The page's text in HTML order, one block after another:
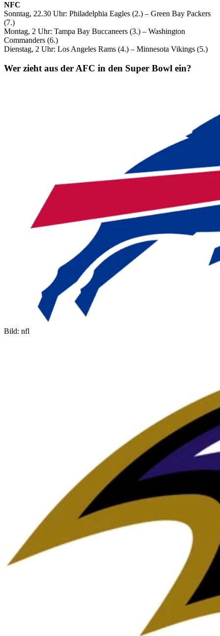
NFC
Sonntag, 22.30 Uhr: Philadelphia Eagles (2.) – Green Bay Packers
(7.)
Montag, 2 Uhr: Tampa Bay Buccaneers (3.) – Washington
Commanders (6.)
Dienstag, 2 Uhr: Los Angeles Rams (4.) – Minnesota Vikings (5.)
Wer zieht aus der AFC in den Super Bowl ein?
Bild: nfl